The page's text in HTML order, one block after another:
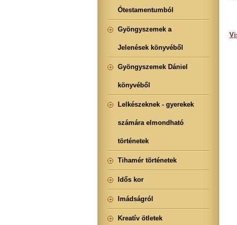
Ótestamentumból
Gyöngyszemek a
Jelenések könyvéből
Gyöngyszemek Dániel
könyvéből
Lelkészeknek - gyerekek
számára elmondható
történetek
Tihamér történetek
Idős kor
Imádságról
Kreatív ötletek